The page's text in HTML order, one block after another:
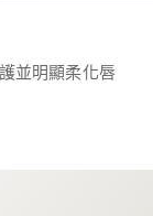
並明顯柔化唇